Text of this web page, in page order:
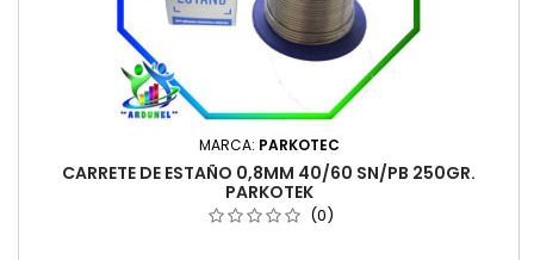
MARCA: PARKOTEC
CARRETE DE ESTAÑO 0,8MM 40/60 SN/PB 250GR.
PARKOTEK
(0)